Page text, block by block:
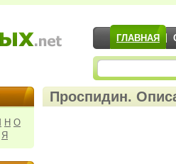
ГЛАВНАЯ
Н О
Я
Проспидин.